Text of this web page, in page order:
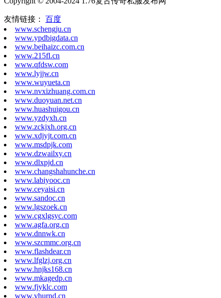
友情链接：
百度
www.schengju.cn
www.ypdbigdata.cn
www.beihaizc.com.cn
www.215fl.cn
www.qfdsw.com
www.lyjjw.cn
www.wuyueta.cn
www.nvxizhuang.com.cn
www.duoyuan.net.cn
www.huashuigou.cn
www.yzdyxh.cn
www.zckjxh.org.cn
www.xdjyjt.com.cn
www.msdpjk.com
www.dzwailxy.cn
www.dlxpjd.cn
www.changshahunche.cn
www.labiyooc.cn
www.ceyaisi.cn
www.sandoc.cn
www.lgszoek.cn
www.cgxlgsyc.com
www.agfa.org.cn
www.dnnwk.cn
www.szcmmc.org.cn
www.flashdear.cn
www.lfglzj.org.cn
www.hnjks168.cn
www.mkagedp.cn
www.fjyklc.com
www.vhurnd.cn